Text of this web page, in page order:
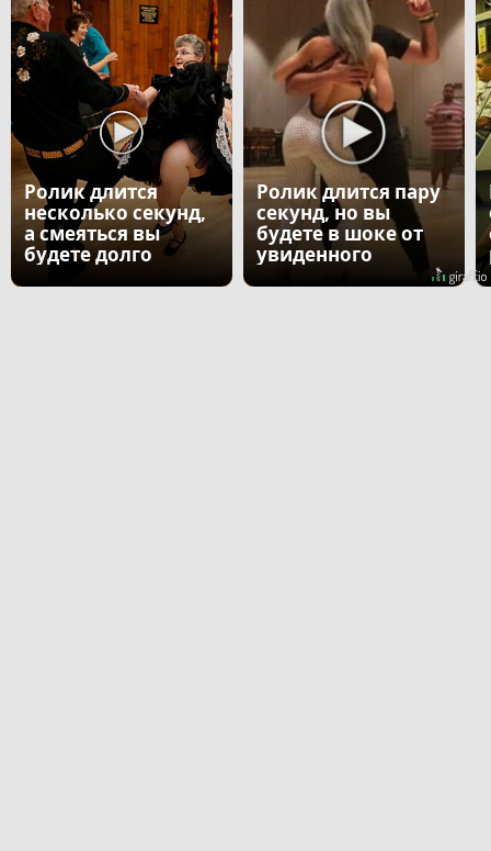
Ролик длится
несколько секунд,
а смеяться вы
будете долго
Ролик длится пару
секунд, но вы
будете в шоке от
увиденного